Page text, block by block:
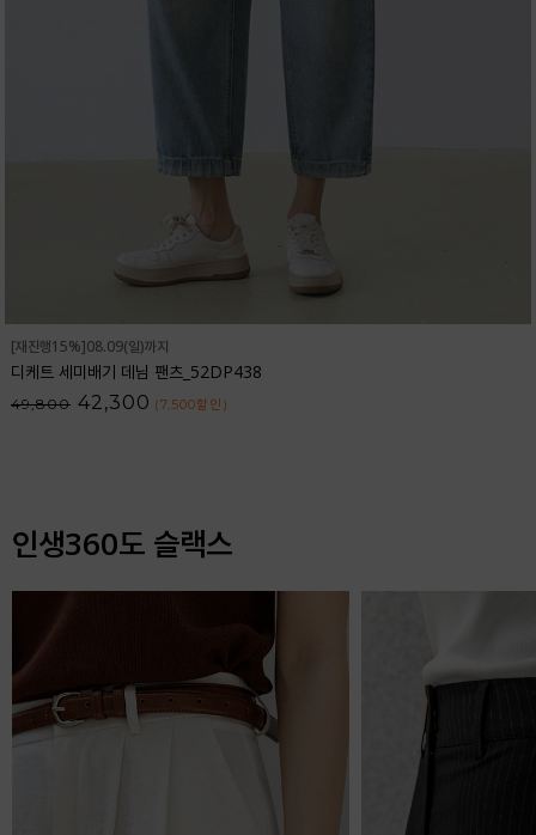
[재진행15%]08.09(일)까지
디케트 세미배기 데님 팬츠_52DP438
49,800 42,300 (7,500할인 )
인생360도 슬랙스